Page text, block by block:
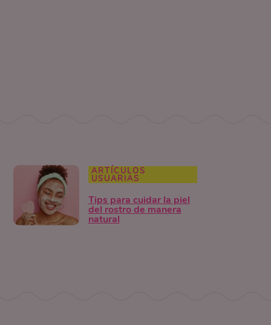
ARTÍCULOS
USUARIAS
Tips para cuidar la piel
del rostro de manera
natural